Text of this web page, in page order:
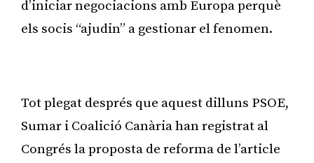
d’iniciar negociacions amb Europa perquè
els socis “ajudin” a gestionar el fenomen.
Tot plegat després que aquest dilluns PSOE,
Sumar i Coalició Canària han registrat al
Congrés la proposta de reforma de l’article